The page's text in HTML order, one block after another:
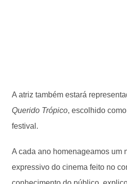
A atriz também estará
Querido Trópico, escolhido
festival.
A cada ano homenageamos um
expressivo do cinema feito no